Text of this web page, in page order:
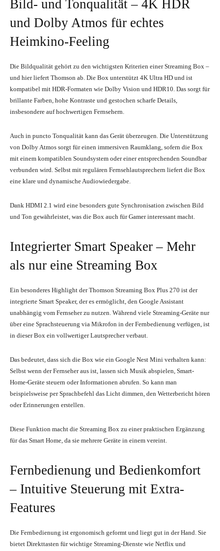
Bild- und Tonqualität – 4K HDR
und Dolby Atmos für echtes
Heimkino-Feeling
Die Bildqualität gehört zu den wichtigsten Kriterien einer Streaming Box –
und hier liefert Thomson ab. Die Box unterstützt 4K Ultra HD und ist
kompatibel mit HDR-Formaten wie Dolby Vision und HDR10. Das sorgt für
brillante Farben, hohe Kontraste und gestochen scharfe Details,
insbesondere auf hochwertigen Fernsehern.
Auch in puncto Tonqualität kann das Gerät überzeugen. Die Unterstützung
von Dolby Atmos sorgt für einen immersiven Raumklang, sofern die Box
mit einem kompatiblen Soundsystem oder einer entsprechenden Soundbar
verbunden wird. Selbst mit regulären Fernsehlautsprechern liefert die Box
eine klare und dynamische Audiowiedergabe.
Dank HDMI 2.1 wird eine besonders gute Synchronisation zwischen Bild
und Ton gewährleistet, was die Box auch für Gamer interessant macht.
Integrierter Smart Speaker – Mehr
als nur eine Streaming Box
Ein besonderes Highlight der Thomson Streaming Box Plus 270 ist der
integrierte Smart Speaker, der es ermöglicht, den Google Assistant
unabhängig vom Fernseher zu nutzen. Während viele Streaming-Geräte nur
über eine Sprachsteuerung via Mikrofon in der Fernbedienung verfügen, ist
in dieser Box ein vollwertiger Lautsprecher verbaut.
Das bedeutet, dass sich die Box wie ein Google Nest Mini verhalten kann:
Selbst wenn der Fernseher aus ist, lassen sich Musik abspielen, Smart-
Home-Geräte steuern oder Informationen abrufen. So kann man
beispielsweise per Sprachbefehl das Licht dimmen, den Wetterbericht hören
oder Erinnerungen erstellen.
Diese Funktion macht die Streaming Box zu einer praktischen Ergänzung
für das Smart Home, da sie mehrere Geräte in einem vereint.
Fernbedienung und Bedienkomfort
– Intuitive Steuerung mit Extra-
Features
Die Fernbedienung ist ergonomisch geformt und liegt gut in der Hand. Sie
bietet Direkttasten für wichtige Streaming-Dienste wie Netflix und